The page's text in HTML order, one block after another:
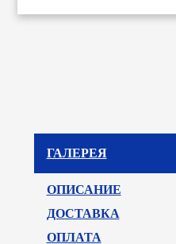
ГАЛЕРЕЯ
ОПИСАНИЕ
ДОСТАВКА
ОПЛАТА